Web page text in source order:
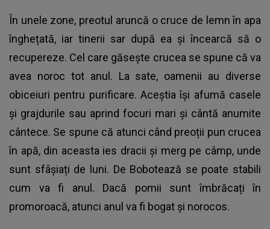
În unele zone, preotul aruncă o cruce de lemn în apa
înghețată, iar tinerii sar după ea și încearcă să o
recupereze. Cel care găsește crucea se spune că va
avea noroc tot anul. La sate, oamenii au diverse
obiceiuri pentru purificare. Aceștia își afumă casele
și grajdurile sau aprind focuri mari și cântă anumite
cântece. Se spune că atunci când preoții pun crucea
în apă, din aceasta ies dracii și merg pe câmp, unde
sunt sfâșiați de luni. De Bobotează se poate stabili
cum va fi anul. Dacă pomii sunt îmbrăcați în
promoroacă, atunci anul va fi bogat și norocos.